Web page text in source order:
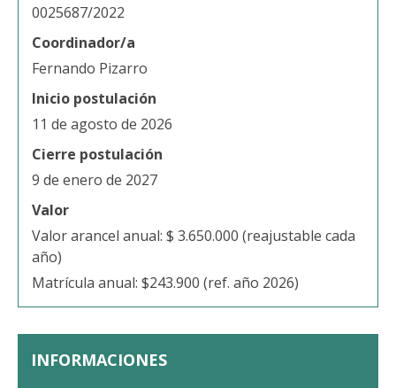
INFORMACIONES
0025687/2022
Coordinador/a
Fernando Pizarro
Inicio postulación
11 de agosto de 2026
Cierre postulación
9 de enero de 2027
Valor
Valor arancel anual: $ 3.650.000 (reajustable cada
año)
Matrícula anual: $243.900 (ref. año 2026)